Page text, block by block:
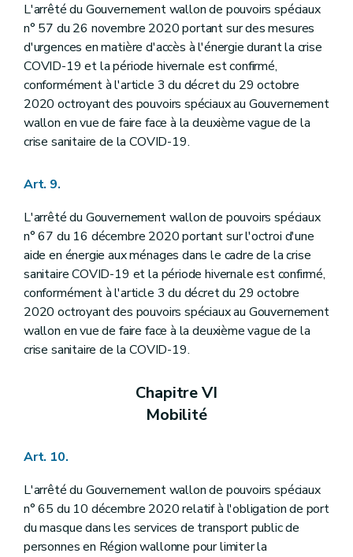
L'arrêté du Gouvernement wallon de pouvoirs spéciaux
n° 57 du 26 novembre 2020 portant sur des mesures
d'urgences en matière d'accès à l'énergie durant la crise
COVID-19 et la période hivernale est confirmé,
conformément à l'article 3 du décret du 29 octobre
2020 octroyant des pouvoirs spéciaux au Gouvernement
wallon en vue de faire face à la deuxième vague de la
crise sanitaire de la COVID-19.
Art. 9.
L'arrêté du Gouvernement wallon de pouvoirs spéciaux
n° 67 du 16 décembre 2020 portant sur l'octroi d'une
aide en énergie aux ménages dans le cadre de la crise
sanitaire COVID-19 et la période hivernale est confirmé,
conformément à l'article 3 du décret du 29 octobre
2020 octroyant des pouvoirs spéciaux au Gouvernement
wallon en vue de faire face à la deuxième vague de la
crise sanitaire de la COVID-19.
Chapitre VI
Mobilité
Art. 10.
L'arrêté du Gouvernement wallon de pouvoirs spéciaux
n° 65 du 10 décembre 2020 relatif à l'obligation de port
du masque dans les services de transport public de
personnes en Région wallonne pour limiter la